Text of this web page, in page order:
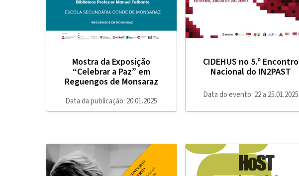
Mostra da Exposição
“Celebrar a Paz” em
Reguengos de Monsaraz
Data da publicação: 20.01.2025
CIDEHUS no 5.º Encontro
Nacional do IN2PAST
Data do evento: 22 a 25.01.2025